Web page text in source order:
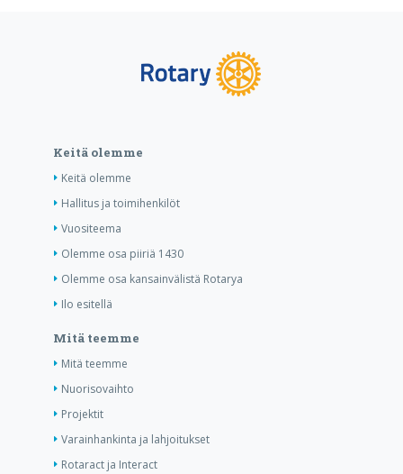
Keitä olemme
Keitä olemme
Hallitus ja toimihenkilöt
Vuositeema
Olemme osa piiriä 1430
Olemme osa kansainvälistä Rotarya
Ilo esitellä
Mitä teemme
Mitä teemme
Nuorisovaihto
Projektit
Varainhankinta ja lahjoitukset
Rotaract ja Interact